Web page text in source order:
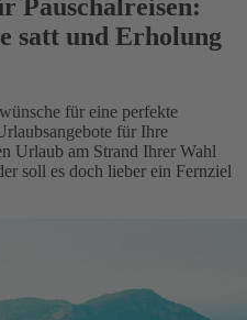
Pauschalreisen:
satt und Erholung
für eine perfekte
für Ihre
Urlaub am Strand Ihrer Wahl
soll es doch lieber ein Fernziel